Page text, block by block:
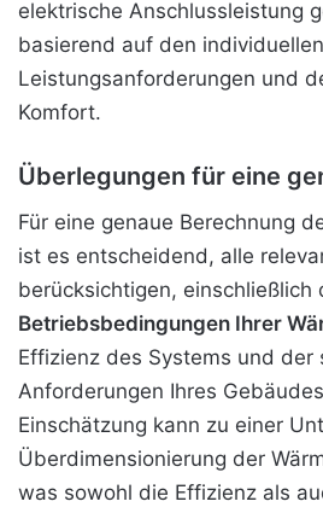
elektrische Anschlussleistung
basierend auf den individuellen
Leistungsanforderungen und
Komfort.
Überlegungen für eine
Für eine genaue Berechnung
ist es entscheidend, alle
berücksichtigen, einschließlich
Betriebsbedingungen Ihrer
Effizienz des Systems und der
Anforderungen Ihres
Einschätzung kann zu einer
Überdimensionierung der
was sowohl die Effizienz als